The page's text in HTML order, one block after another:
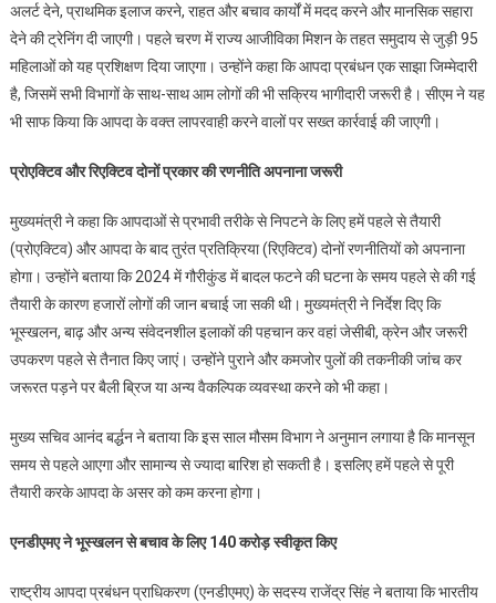
अलर्ट देने, प्राथमिक इलाज करने, राहत और बचाव कार्यों में मदद करने और मानसिक सहारा
देने की ट्रेनिंग दी जाएगी। पहले चरण में राज्य आजीविका मिशन के तहत समुदाय से जुड़ी 95
महिलाओं को यह प्रशिक्षण दिया जाएगा। उन्होंने कहा कि आपदा प्रबंधन एक साझा जिम्मेदारी
है, जिसमें सभी विभागों के साथ-साथ आम लोगों की भी सक्रिय भागीदारी जरूरी है। सीएम ने यह
भी साफ किया कि आपदा के वक्त लापरवाही करने वालों पर सख्त कार्रवाई की जाएगी।
प्रोएक्टिव और रिएक्टिव दोनों प्रकार की रणनीति अपनाना जरूरी
मुख्यमंत्री ने कहा कि आपदाओं से प्रभावी तरीके से निपटने के लिए हमें पहले से तैयारी
(प्रोएक्टिव) और आपदा के बाद तुरंत प्रतिक्रिया (रिएक्टिव) दोनों रणनीतियों को अपनाना
होगा। उन्होंने बताया कि 2024 में गौरीकुंड में बादल फटने की घटना के समय पहले से की गई
तैयारी के कारण हजारों लोगों की जान बचाई जा सकी थी। मुख्यमंत्री ने निर्देश दिए कि
भूस्खलन, बाढ़ और अन्य संवेदनशील इलाकों की पहचान कर वहां जेसीबी, क्रेन और जरूरी
उपकरण पहले से तैनात किए जाएं। उन्होंने पुराने और कमजोर पुलों की तकनीकी जांच कर
जरूरत पड़ने पर बैली ब्रिज या अन्य वैकल्पिक व्यवस्था करने को भी कहा।
मुख्य सचिव आनंद बर्द्धन ने बताया कि इस साल मौसम विभाग ने अनुमान लगाया है कि मानसून
समय से पहले आएगा और सामान्य से ज्यादा बारिश हो सकती है। इसलिए हमें पहले से पूरी
तैयारी करके आपदा के असर को कम करना होगा।
एनडीएमए ने भूस्खलन से बचाव के लिए 140 करोड़ स्वीकृत किए
राष्ट्रीय आपदा प्रबंधन प्राधिकरण (एनडीएमए) के सदस्य राजेंद्र सिंह ने बताया कि भारतीय